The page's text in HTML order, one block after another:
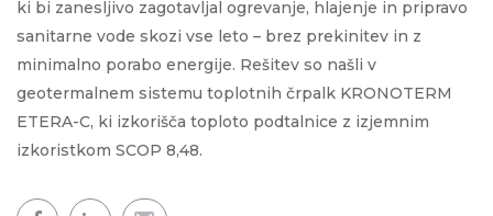
ki bi zanesljivo zagotavljal ogrevanje, hlajenje in pripravo
sanitarne vode skozi vse leto – brez prekinitev in z
minimalno porabo energije. Rešitev so našli v
geotermalnem sistemu toplotnih črpalk KRONOTERM
ETERA-C, ki izkorišča toploto podtalnice z izjemnim
izkoristkom SCOP 8,48.